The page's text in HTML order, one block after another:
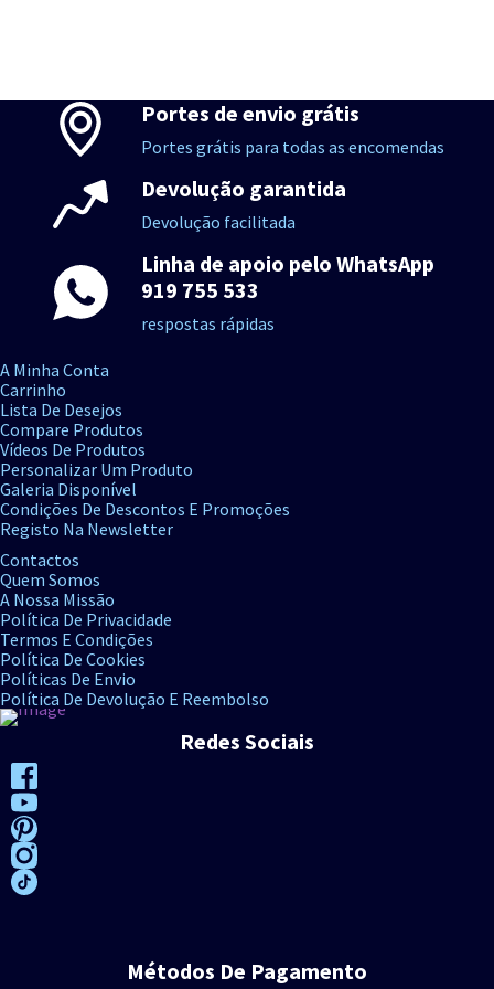
Portes de envio grátis
Portes grátis para todas as encomendas
Devolução garantida
Devolução facilitada
Linha de apoio pelo WhatsApp
919 755 533
respostas rápidas
A Minha Conta
Carrinho
Lista De Desejos
Compare Produtos
Vídeos De Produtos
Personalizar Um Produto
Galeria Disponível
Condições De Descontos E Promoções
Registo Na Newsletter
Contactos
Quem Somos
A Nossa Missão
Política De Privacidade
Termos E Condições
Política De Cookies
Políticas De Envio
Política De Devolução E Reembolso
Redes Sociais
Métodos De Pagamento